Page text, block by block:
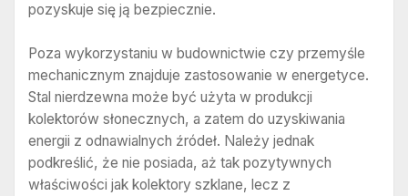
pozyskuje się ją bezpiecznie.
Poza wykorzystaniu w budownictwie czy przemyśle
mechanicznym znajduje zastosowanie w energetyce.
Stal nierdzewna może być użyta w produkcji
kolektorów słonecznych, a zatem do uzyskiwania
energii z odnawialnych źródeł. Należy jednak
podkreślić, że nie posiada, aż tak pozytywnych
właściwości jak kolektory szklane, lecz z